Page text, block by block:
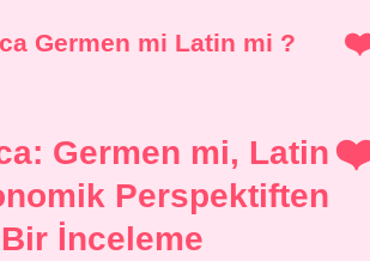
Germen mi Latin mi ?
Germen mi, Latin
Perspektiften
Bir İnceleme